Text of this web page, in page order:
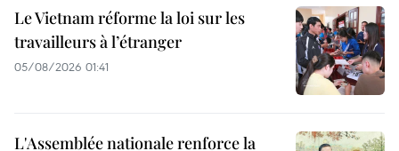
Le Vietnam réforme la loi sur les
travailleurs à l’étranger
05/08/2026 01:41
L'Assemblée nationale renforce la